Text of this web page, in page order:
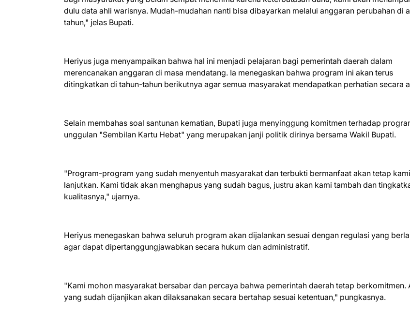
dulu data ahli warisnya. Mudah-mudahan nanti bisa dibayarkan melalui anggaran perubahan di
tahun," jelas Bupati.
Heriyus juga menyampaikan bahwa hal ini menjadi pelajaran bagi pemerintah daerah dalam
merencanakan anggaran di masa mendatang. Ia menegaskan bahwa program ini akan terus
ditingkatkan di tahun-tahun berikutnya agar semua masyarakat mendapatkan perhatian secara
Selain membahas soal santunan kematian, Bupati juga menyinggung komitmen terhadap
unggulan "Sembilan Kartu Hebat" yang merupakan janji politik dirinya bersama Wakil Bupati.
"Program-program yang sudah menyentuh masyarakat dan terbukti bermanfaat akan tetap kami
lanjutkan. Kami tidak akan menghapus yang sudah bagus, justru akan kami tambah dan
kualitasnya," ujarnya.
Heriyus menegaskan bahwa seluruh program akan dijalankan sesuai dengan regulasi yang
agar dapat dipertanggungjawabkan secara hukum dan administratif.
"Kami mohon masyarakat bersabar dan percaya bahwa pemerintah daerah tetap berkomitmen.
yang sudah dijanjikan akan dilaksanakan secara bertahap sesuai ketentuan," pungkasnya.